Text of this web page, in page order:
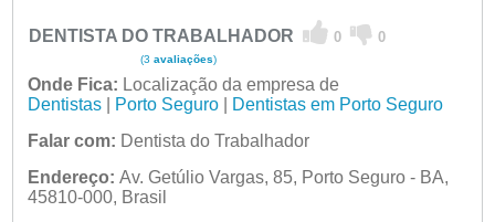
DENTISTA DO TRABALHADOR 0 0
(3 avaliações)
Onde Fica: Localização da empresa de
Dentistas| Porto Seguro|
Dentistas em Porto Seguro
Falar com: Dentista do Trabalhador
Endereço: Av. Getúlio Vargas, 85, Porto Seguro - BA,
45810-000, Brasil